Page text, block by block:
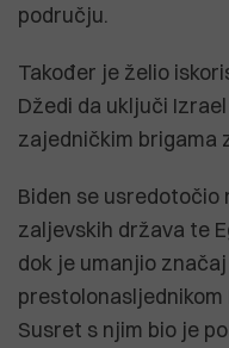
području.
Također je želio
Džedi da uključi
zajedničkim brigama
Biden se usredotočio
zaljevskih država te
dok je umanjio
prestolonasljednikom
Susret s njim bio je